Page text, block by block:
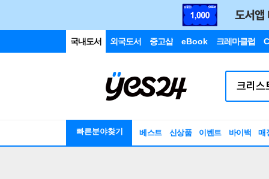
국내도서 외국도서 중고샵 eBook 크레마클럽
빠른분야찾기 베스트 신상품 이벤트 바이백 매